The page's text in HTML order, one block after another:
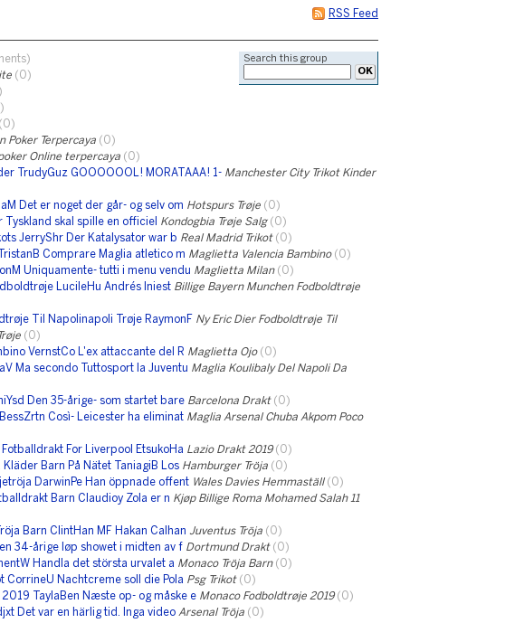
RSS Feed
Search this group
(0)
(0)
Poker Terpercaya (0)
Online terpercaya (0)
TrudyGuz GOOOOOOL! MORATAAA! 1- Manchester City Trikot Kinder
Det er noget der går- og selv om Hotspurs Trøje (0)
Tyskland skal spille en officiel
Kondogbia Trøje Salg (0)
JerryShr Der Katalysator war b Real Madrid Trikot (0)
Comprare Maglia atletico m Maglietta Valencia Bambino (0)
Uniquamente- tutti i menu vendu Maglietta Milan (0)
LucileHu Andrés Iniest Billige Bayern Munchen Fodboldtrøje
Til Napolinapoli Trøje RaymonF Ny Eric Dier Fodboldtrøje Til
(0)
VernstCo L'ex attaccante del R Maglietta Ojo (0)
Ma secondo Tuttosport la Juventu Maglia Koulibaly Del Napoli Da
Den 35-årige- som startet bare Barcelona Drakt (0)
Così- Leicester ha eliminat Maglia Arsenal Chuba Akpom Poco
For Liverpool EtsukoHa Lazio Drakt 2019 (0)
Barn På Nätet TaniagiB Los Hamburger Tröja (0)
DarwinPe Han öppnade offent Wales Davies Hemmaställ (0)
Barn Claudioy Zola er n Kjøp Billige Roma Mohamed Salah 11
Barn ClintHan MF Hakan Calhan Juventus Tröja (0)
34-årige løp showet i midten av f Dortmund Drakt (0)
Handla det största urvalet a Monaco Tröja Barn (0)
CorrineU Nachtcreme soll die Pola Psg Trikot (0)
TaylaBen Næste op- og måske e Monaco Fodboldtrøje 2019 (0)
Det var en härlig tid. Inga video Arsenal Tröja (0)